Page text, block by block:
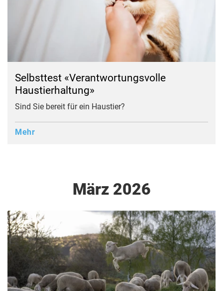
Selbsttest «Verantwortungsvolle
Haustierhaltung»
Sind Sie bereit für ein Haustier?
Mehr
März 2026